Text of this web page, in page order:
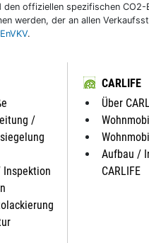
offiziellen spezifischen CO2-
werden, der an allen
.
/
Inspektion
CARLIFE
Über
Aufbau /
CARLIFE